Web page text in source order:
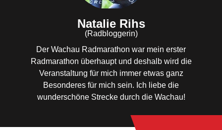
Natalie Rihs
(Radbloggerin)
Der Wachau Radmarathon war mein erster
Radmarathon überhaupt und deshalb wird die
Veranstaltung für mich immer etwas ganz
Besonderes für mich sein. Ich liebe die
wunderschöne Strecke durch die Wachau!